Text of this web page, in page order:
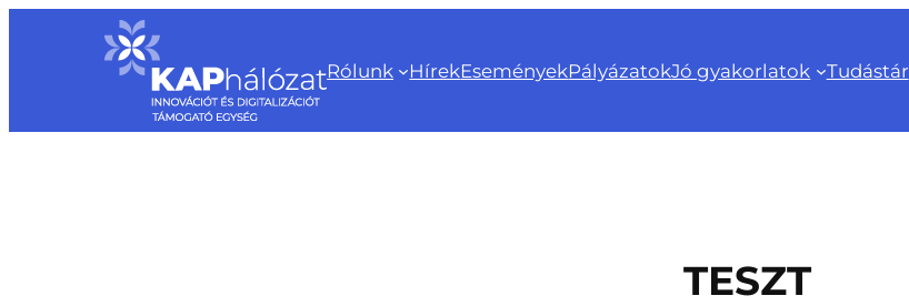
tartalomhoz
Rólunk HírekEseményekPályázatokJó gyakorlatok Tudástár
TESZT